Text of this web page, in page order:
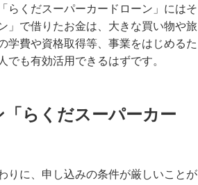
らくだスーパーカードローン」にはそ
」で借りたお金は、大きな買い物や旅
学費や資格取得等、事業をはじめるた
も有効活用できるはずです。
らくだスーパーカー
りに、申し込みの条件が厳しいことが